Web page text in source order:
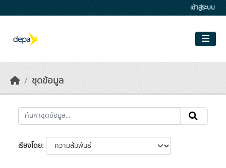
เข้าสู่ระบบ
ชุดข้อมูล
เรียงโดย